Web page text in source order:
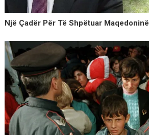
Një Çadër Për Të Shpëtuar Maqedoninë